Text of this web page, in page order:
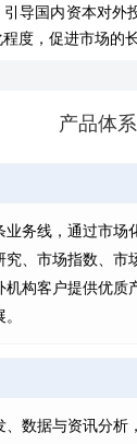
引导国内资本对外
度，促进市场的
产品体系
业务线，通过市场
究、市场指数、市
机构客户提供优质
、数据与资讯分析